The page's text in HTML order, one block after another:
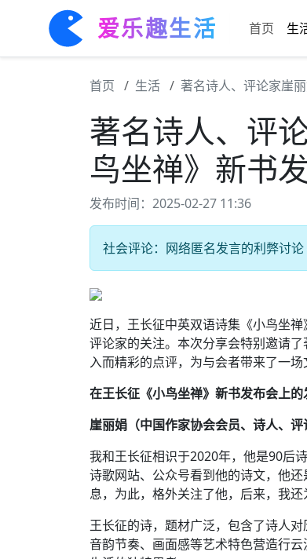
爱乐趣生活 首页 生
首页 生活 著名诗人、评论家崖
著名诗人、评
鸟坐禅》新书
发布时间：2025-02-27 11:36
社会评论：网络匿名发言的利弊讨
近日，王长征中英双语诗集《小鸟坐
评论家的关注。本次分享会特别邀请
入而精彩的点评，为与会者带来了一场
在王长征《小鸟坐禅》新书发布会上的
崖丽娟（中国作家协会会员、诗人、评
我和王长征相识于2020年，他是90后
诗歌网站、公众号看到他的诗文，他
息，为此，格外关注了他，后来，我还
王长征的诗，题材广泛，包含了诗人
音韵节奏、画面感等艺术特色营造行